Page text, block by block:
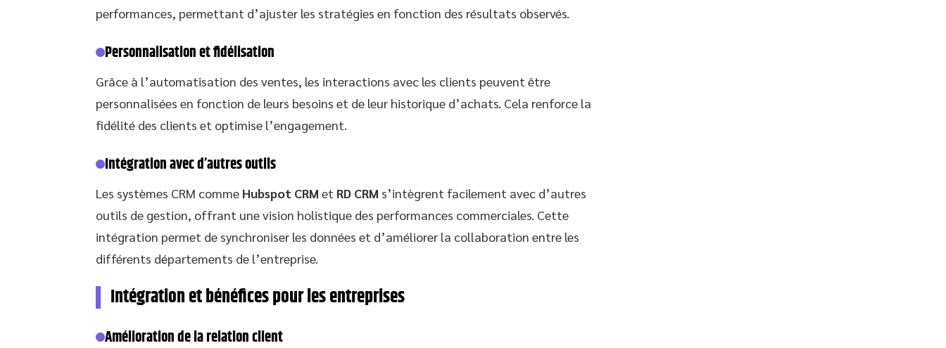
performances, permettant d’ajuster les stratégies en fonction des résultats observés.
Personnalisation et fidélisation
Grâce à l’automatisation des ventes, les interactions avec les clients peuvent être
personnalisées en fonction de leurs besoins et de leur historique d’achats. Cela renforce la
fidélité des clients et optimise l’engagement.
Intégration avec d’autres outils
Les systèmes CRM comme Hubspot CRM et RD CRM s’intègrent facilement avec d’autres
outils de gestion, offrant une vision holistique des performances commerciales. Cette
intégration permet de synchroniser les données et d’améliorer la collaboration entre les
différents départements de l’entreprise.
Intégration et bénéfices pour les entreprises
Amélioration de la relation client